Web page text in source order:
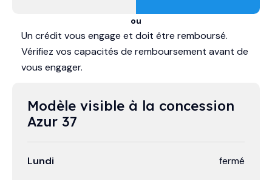
ou
Un crédit vous engage et doit être remboursé.
Vérifiez vos capacités de remboursement avant de
vous engager.
Modèle visible à la concession
Azur 37
Lundi fermé